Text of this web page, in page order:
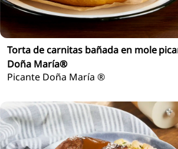
Torta de carnitas bañada en mole
Doña María®
Picante Doña María ®